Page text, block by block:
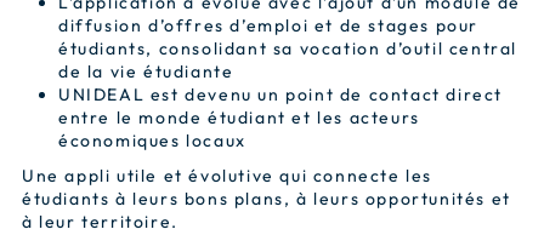
diffusion d’offres d’emploi et de stages pour
étudiants, consolidant sa vocation d’outil central
de la vie étudiante
UNIDEAL est devenu un point de contact direct
entre le monde étudiant et les acteurs
économiques locaux
Une appli utile et évolutive qui connecte les
étudiants à leurs bons plans, à leurs opportunités et
à leur territoire.